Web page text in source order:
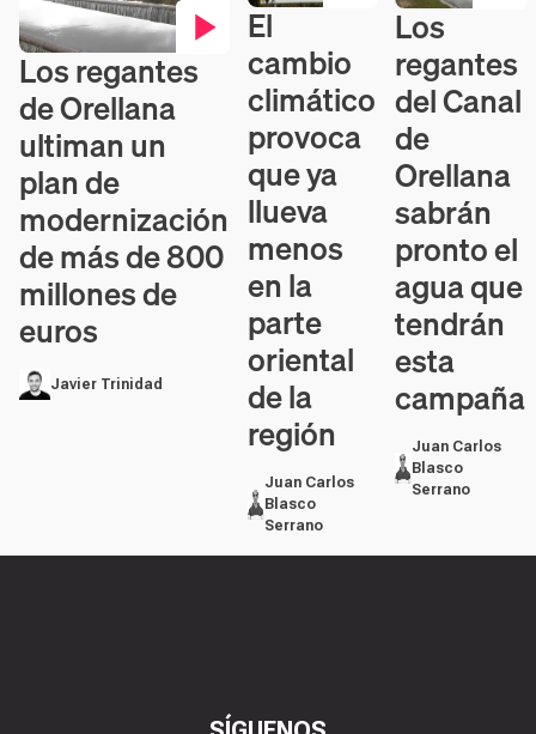
Contenido en vídeo
Los regantes
de Orellana
ultiman un
plan de
modernización
de más de 800
millones de
euros
Javier Trinidad
Contenido en vídeo
El
cambio
climático
provoca
que ya
llueva
menos
en la
parte
oriental
de la
región
Juan Carlos
Blasco
Serrano
Contenido en
Los
regantes
del Canal
de
Orellana
sabrán
pronto el
agua que
tendrán
esta
campaña
Juan Carlos
Blasco
Serrano